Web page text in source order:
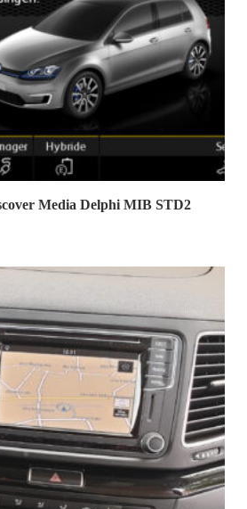
Media Delphi MIB STD2